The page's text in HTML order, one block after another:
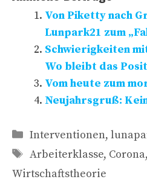
Von Piketty nach
Lunpark21 zum
Schwierigkeiten
Wo bleibt das
Vom heute zum
Neujahrsgruß:
Kategorien
Interventionen,
Schlagwörter
Arbeiterklasse, Corona,
Wirtschaftstheorie